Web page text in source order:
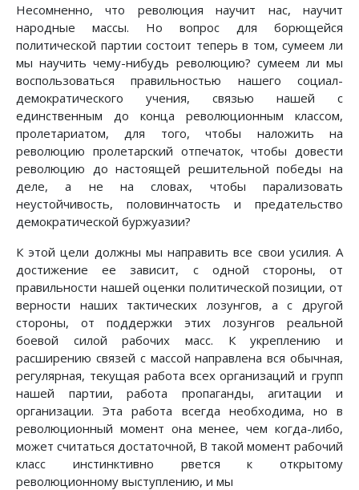
Несомненно, что революция научит нас, научит
народные массы. Но вопрос для борющейся
политической партии состоит теперь в том, сумеем ли
мы научить чему-нибудь революцию? сумеем ли мы
воспользоваться правильностью нашего социал-
демократического учения, связью нашей с
единственным до конца революционным классом,
пролетариатом, для того, чтобы наложить на
революцию пролетарский отпечаток, чтобы довести
революцию до настоящей решительной победы на
деле, а не на словах, чтобы парализовать
неустойчивость, половинчатость и предательство
демократической буржуазии?
К этой цели должны мы направить все свои усилия. А
достижение ее зависит, с одной стороны, от
правильности нашей оценки политической позиции, от
верности наших тактических лозунгов, а с другой
стороны, от поддержки этих лозунгов реальной
боевой силой рабочих масс. К укреплению и
расширению связей с массой направлена вся обычная,
регулярная, текущая работа всех организаций и групп
нашей партии, работа пропаганды, агитации и
организации. Эта работа всегда необходима, но в
революционный момент она менее, чем когда-либо,
может считаться достаточной, В такой момент рабочий
класс инстинктивно рвется к открытому
революционному выступлению, и мы